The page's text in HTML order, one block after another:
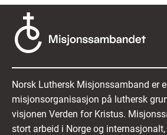
Utsendt et spennende innblikk i
drive misjon og bistand i en
endring.
Publiseres ukentlig.
Norsk Luthersk Misjonssamband er
misjonsorganisasjon på luthersk
visjonen Verden for Kristus.
stort arbeid i Norge og